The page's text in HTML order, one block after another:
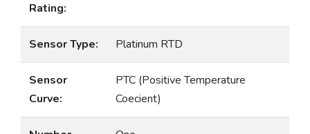
Rating:
Sensor Type: Platinum RTD
Sensor
Curve:
PTC (Positive Temperature
Coecient)